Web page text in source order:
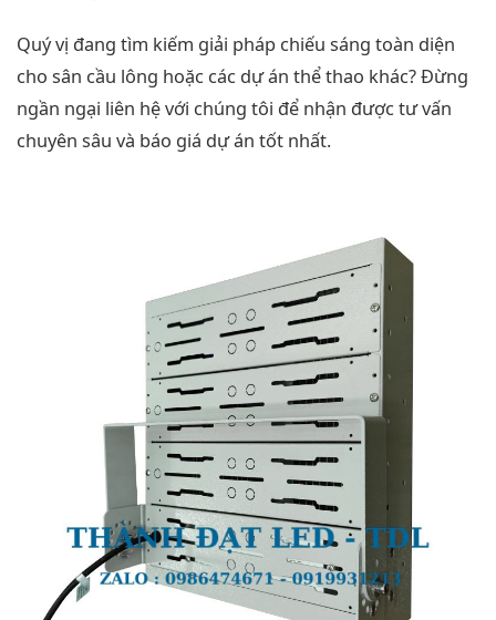
Quý vị đang tìm kiếm giải pháp chiếu sáng toàn diện
cho sân cầu lông hoặc các dự án thể thao khác? Đừng
ngần ngại liên hệ với chúng tôi để nhận được tư vấn
chuyên sâu và báo giá dự án tốt nhất.